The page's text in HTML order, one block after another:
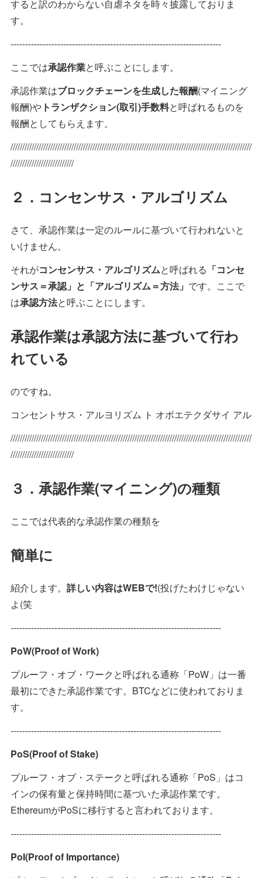
すると訳のわからない自虐ネタを時々披露しておりま
す。
------------------------------------------------------------------------
ここでは承認作業と呼ぶことにします。
承認作業はブロックチェーンを生成した報酬(マイニング
報酬)や トランザクション(取引)手数料と呼ばれるものを
報酬としてもらえます。
///////////////////////////////////////////////////////////////////////////////////////////////////////
///////////////////////////
２．コンセンサス・アルゴリズム
さて、承認作業は一定のルールに基づいて行われないと
いけません。
それがコンセンサス・アルゴリズムと呼ばれる 「コンセ
ンサス＝承認」と「アルゴリズム＝方法」 です。ここで
は承認方法と呼ぶことにします。
承認作業は承認方法に基づいて行わ
れている
のですね。
コンセントサス・アルヨリズム ト オボエテクダサイ アル
///////////////////////////////////////////////////////////////////////////////////////////////////////
///////////////////////////
３．承認作業(マイニング)の種類
ここでは代表的な承認作業の種類を
簡単に
紹介します。 詳しい内容はWEBで!(投げたわけじゃない
よ(笑
------------------------------------------------------------------------
PoW(Proof of Work)
プルーフ・オブ・ワークと呼ばれる通称「PoW」は一番
最初にできた承認作業です。BTCなどに使われておりま
す。
------------------------------------------------------------------------
PoS(Proof of Stake)
プルーフ・オブ・ステークと呼ばれる通称「PoS」はコ
インの保有量と保持時間に基づいた承認作業です。
EthereumがPoSに移行すると言われております。
------------------------------------------------------------------------
PoI(Proof of Importance)